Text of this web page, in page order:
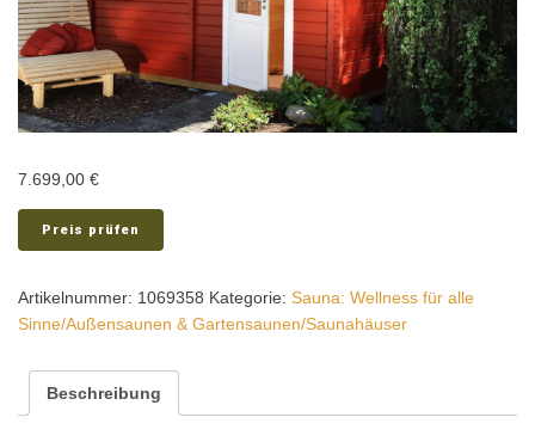
7.699,00 €
Preis prüfen
Artikelnummer: 1069358 Kategorie: Sauna: Wellness für alle
Sinne/Außensaunen & Gartensaunen/Saunahäuser
Beschreibung